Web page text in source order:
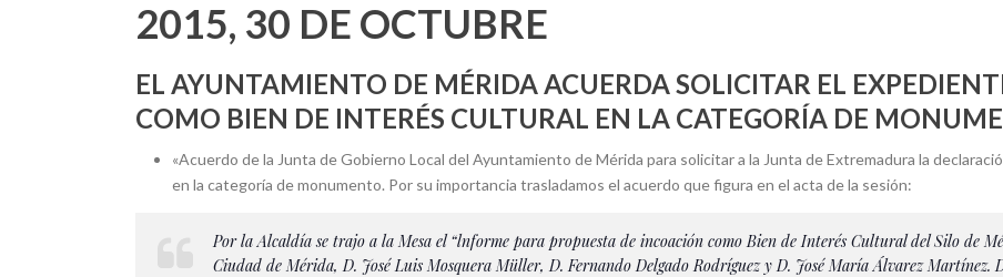
2015, 30 DE OCTUBRE
EL AYUNTAMIENTO DE MÉRIDA ACUERDA SOLICITAR EL
COMO BIEN DE INTERÉS CULTURAL EN LA CATEGORÍA DE
«Acuerdo de la Junta de Gobierno Local del Ayuntamiento de Mérida para solicitar a la Junta de Extremadura la
en la categoría de monumento. Por su importancia trasladamos el acuerdo que figura en el acta de la sesión:
Por la Alcaldía se trajo a la Mesa el “lnforme para propuesta de incoación como Bien de Interés Cultural del Silo de
Ciudad de Mérida, D. José Luis Mosquera Müller, D. Fernando Delgado Rodríguez y D. José María Álvarez